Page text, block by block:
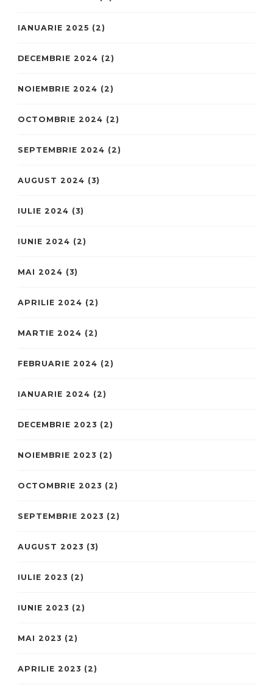
IANUARIE 2025 (2)
DECEMBRIE 2024 (2)
NOIEMBRIE 2024 (2)
OCTOMBRIE 2024 (2)
SEPTEMBRIE 2024 (2)
AUGUST 2024 (3)
IULIE 2024 (3)
IUNIE 2024 (2)
MAI 2024 (3)
APRILIE 2024 (2)
MARTIE 2024 (2)
FEBRUARIE 2024 (2)
IANUARIE 2024 (2)
DECEMBRIE 2023 (2)
NOIEMBRIE 2023 (2)
OCTOMBRIE 2023 (2)
SEPTEMBRIE 2023 (2)
AUGUST 2023 (3)
IULIE 2023 (2)
IUNIE 2023 (2)
MAI 2023 (2)
APRILIE 2023 (2)